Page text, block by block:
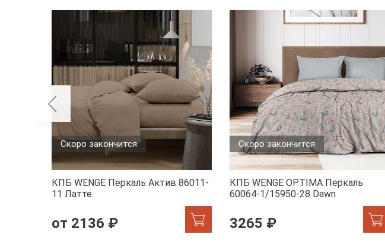
Скоро закончится
КПБ WENGE Перкаль Актив 86011-
11 Латте
от 2136 ₽
Скоро закончится
КПБ WENGE OPTIMA Перкаль
60064-1/15950-28 Dawn
3265 ₽